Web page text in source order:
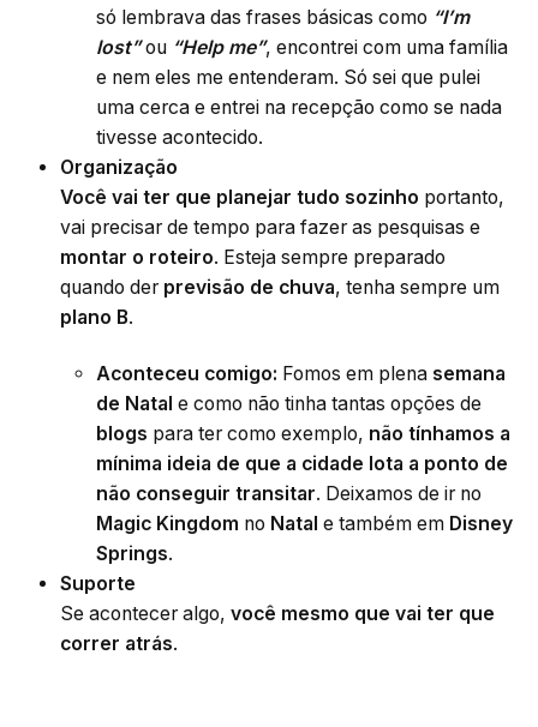
só lembrava das frases básicas como “I’m
lost”ou “Help me”, encontrei com uma família
e nem eles me entenderam. Só sei que pulei
uma cerca e entrei na recepção como se nada
tivesse acontecido.
Organização
Você vai ter que planejar tudo sozinho portanto,
vai precisar de tempo para fazer as pesquisas e
montar o roteiro. Esteja sempre preparado
quando der previsão de chuva, tenha sempre um
plano B.
Aconteceu comigo: Fomos em plena semana
de Natal e como não tinha tantas opções de
blogs para ter como exemplo, não tínhamos a
mínima ideia de que a cidade lota a ponto de
não conseguir transitar. Deixamos de ir no
Magic Kingdom no Natal e também em Disney
Springs.
Suporte
Se acontecer algo, você mesmo que vai ter que
correr atrás.